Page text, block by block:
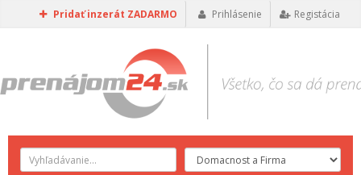
Pridať inzerát ZADARMO Prihlásenie Registácia